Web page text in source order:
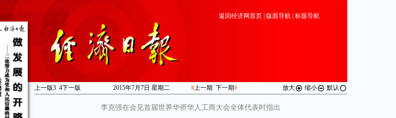
返回经济网首页| 版面导航| 标题导航
上一版3 4下一版 2015年7月7日 星期二 上一期 下一期 放大 缩小 默认
李克强在会见首届世界华侨华人工商大会全体代表时指出